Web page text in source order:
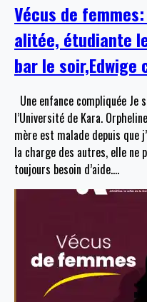
Vécus de
alitée, étudiante
bar le soir,Edwige
Une enfance compliquée Je
l’Université de Kara.
mère est malade depuis que
la charge des autres, elle ne
toujours besoin d’aide.…